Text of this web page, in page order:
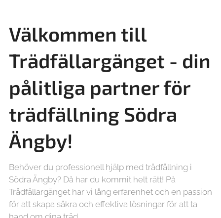
Välkommen till
Trädfällargänget - din
pålitliga partner för
trädfällning Södra
Ängby!
Behöver du professionell hjälp med trädfällning i
Södra Ängby? Då har du kommit helt rätt! På
Trädfällargänget har vi lång erfarenhet och en passion
för att skapa säkra och effektiva lösningar för att ta